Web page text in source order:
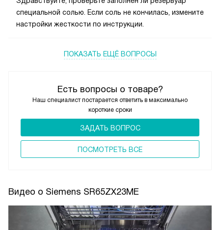
Есть вопросы о товаре?
Наш специалист постарается ответить в максимально
короткие сроки
ЗАДАТЬ ВОПРОС
ПОCМОТРЕТЬ ВСЕ
специальной солью. Если соль не кончилась, измените
настройки жесткости по инструкции.
ПОКАЗАТЬ ЕЩЁ ВОПРОСЫ
Видео о Siemens SR65ZX23ME